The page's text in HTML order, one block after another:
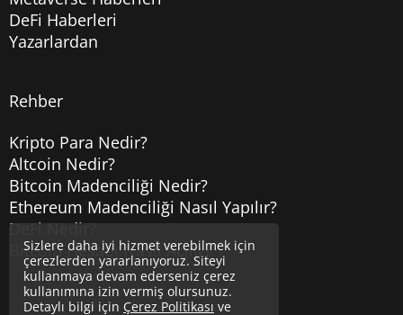
DeFi Haberleri
Yazarlardan
Rehber
Kripto Para Nedir?
Altcoin Nedir?
Bitcoin Madenciliği Nedir?
Ethereum Madenciliği Nasıl Yapılır?
DeFi Nedir?
Bitcoin Hesabı Nasıl Açılır?
Sizlere daha iyi hizmet verebilmek için
çerezlerden yararlanıyoruz. Siteyi
kullanmaya devam ederseniz çerez
kullanımına izin vermiş olursunuz.
Detaylı bilgi için Çerez Politikası ve